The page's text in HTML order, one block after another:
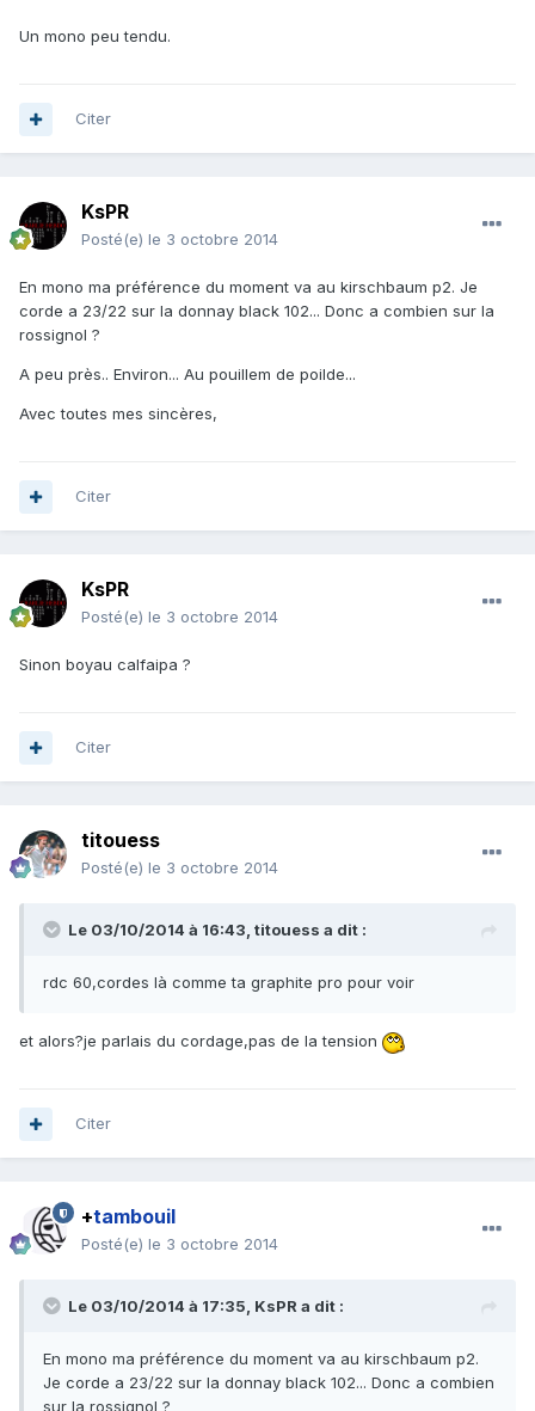
Un mono peu tendu.
Citer
KsPR
Posté(e) le 3 octobre 2014
En mono ma préférence du moment va au kirschbaum p2. Je
corde a 23/22 sur la donnay black 102... Donc a combien sur la
rossignol ?
A peu près.. Environ... Au pouillem de poilde...
Avec toutes mes sincères,
Citer
KsPR
Posté(e) le 3 octobre 2014
Sinon boyau calfaipa ?
Citer
titouess
Posté(e) le 3 octobre 2014
Le 03/10/2014 à 16:43, titouess a dit :
rdc 60,cordes là comme ta graphite pro pour voir
et alors?je parlais du cordage,pas de la tension
Citer
+tambouil
Posté(e) le 3 octobre 2014
Le 03/10/2014 à 17:35, KsPR a dit :
En mono ma préférence du moment va au kirschbaum p2.
Je corde a 23/22 sur la donnay black 102... Donc a combien
sur la rossignol ?